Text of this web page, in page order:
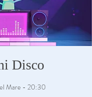
Disco
Mare - 20:30